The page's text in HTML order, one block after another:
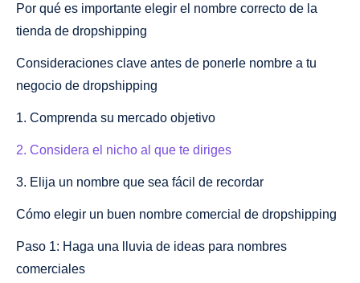
Por qué es importante elegir el nombre correcto de la
tienda de dropshipping
Consideraciones clave antes de ponerle nombre a tu
negocio de dropshipping
1. Comprenda su mercado objetivo
2. Considera el nicho al que te diriges
3. Elija un nombre que sea fácil de recordar
Cómo elegir un buen nombre comercial de dropshipping
Paso 1: Haga una lluvia de ideas para nombres
comerciales